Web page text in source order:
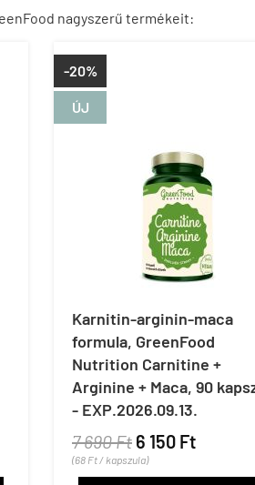
nagyszerű termékeit:
ÚJ
-20%
Karnitin-arginin-maca
formula, GreenFood
Nutrition Carnitine +
Arginine + Maca, 90
- EXP.2026.09.13.
7 690 Ft 6 150 Ft
(68 Ft / kapszula)